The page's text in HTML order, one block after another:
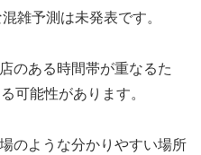
雑予測は未発表です。
のある時間帯が重なるた
可能性があります。
のような分かりやすい場所